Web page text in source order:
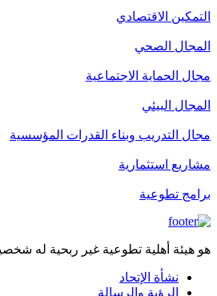
التمكين الاقتصادي
المجال الصحي
مجال الحماية الاجتماعية
المجال البيئي
مجال التدريب وبناء القدرات المؤسسية
مشاريع استثمارية
برامج تطوعية
هو هيئة أهلية تطوعية غير ربحية له
نشأة الإتحاد
الرؤية والرسالة